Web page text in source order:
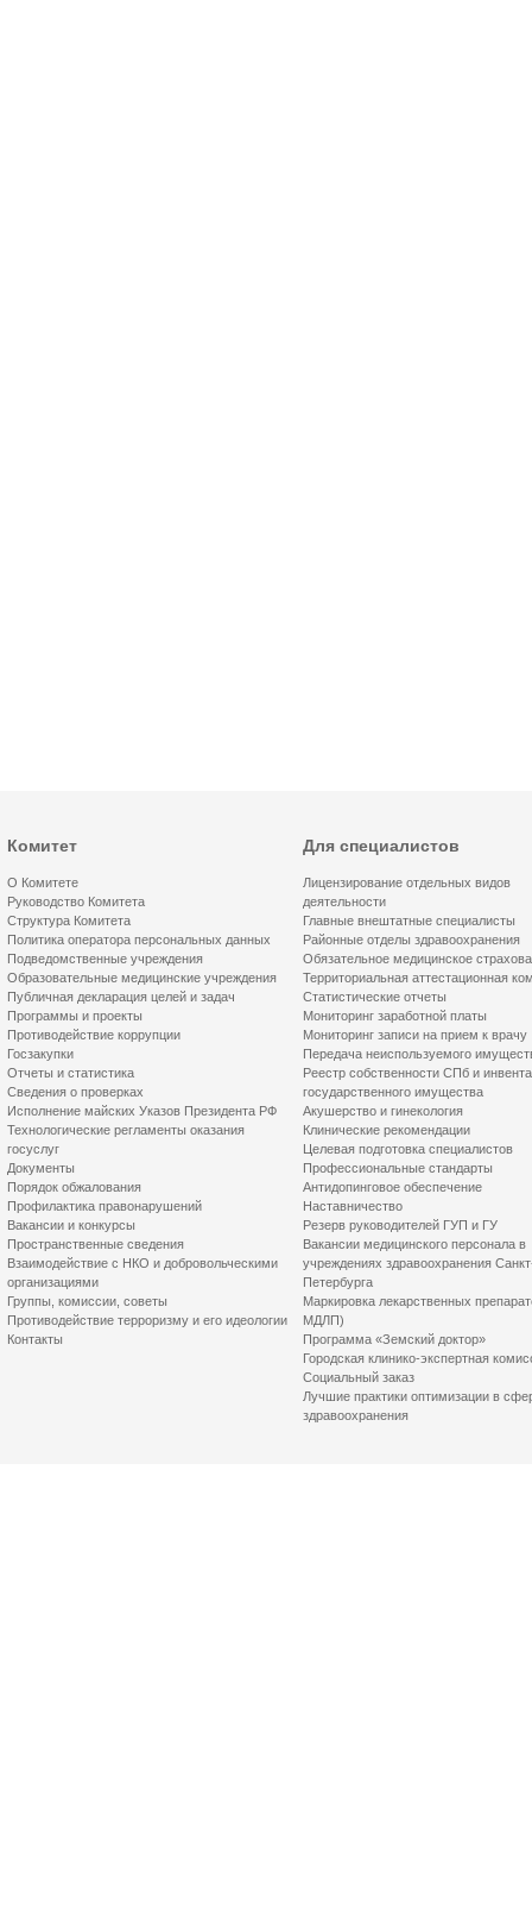
Комитет
О Комитете
Руководство Комитета
Структура Комитета
Политика оператора персональных данных
Подведомственные учреждения
Образовательные медицинские учреждения
Публичная декларация целей и задач
Программы и проекты
Противодействие коррупции
Госзакупки
Отчеты и статистика
Сведения о проверках
Исполнение майских Указов Президента РФ
Технологические регламенты оказания
госуслуг
Документы
Порядок обжалования
Профилактика правонарушений
Вакансии и конкурсы
Пространственные сведения
Взаимодействие с НКО и добровольческими
организациями
Группы, комиссии, советы
Противодействие терроризму и его идеологии
Контакты
Для специалистов
Лицензирование отдельных видов
деятельности
Главные внештатные специалисты
Районные отделы здравоохранения
Обязательное медицинское
Территориальная аттестационная
Статистические отчеты
Мониторинг заработной платы
Мониторинг записи на прием к врачу
Передача неиспользуемого
Реестр собственности СПб и
государственного имущества
Акушерство и гинекология
Клинические рекомендации
Целевая подготовка специалистов
Профессиональные стандарты
Антидопинговое обеспечение
Наставничество
Резерв руководителей ГУП и ГУ
Вакансии медицинского персонала в
учреждениях здравоохранения
Петербурга
Маркировка лекарственных
МДЛП)
Программа «Земский доктор»
Городская клинико-экспертная
Социальный заказ
Лучшие практики оптимизации в
здравоохранения